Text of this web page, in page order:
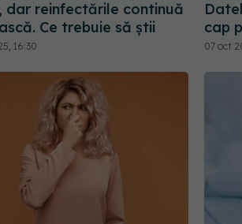
dar reinfectările continuă
Ce trebuie să știi
16:30
cap
07 oct